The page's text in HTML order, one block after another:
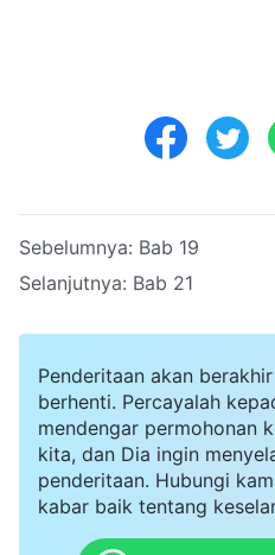
Sebelumnya: Bab 19
Selanjutnya: Bab 21
Penderitaan akan
berhenti. Percayalah
mendengar permohonan
kita, dan Dia ingin
penderitaan. Hubungi
kabar baik tentang